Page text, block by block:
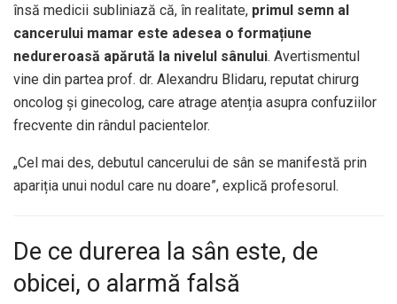
însă medicii subliniază că, în realitate, primul semn al
cancerului mamar este adesea o formațiune
nedureroasă apărută la nivelul sânului. Avertismentul
vine din partea prof. dr. Alexandru Blidaru, reputat chirurg
oncolog și ginecolog, care atrage atenția asupra confuziilor
frecvente din rândul pacientelor.
„Cel mai des, debutul cancerului de sân se manifestă prin
apariția unui nodul care nu doare”, explică profesorul.
De ce durerea la sân este, de
obicei, o alarmă falsă